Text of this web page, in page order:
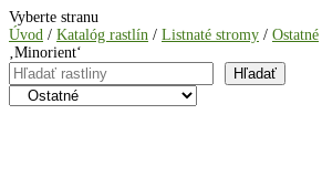
Vyberte stranu
Úvod / Katalóg rastlín / Listnaté stromy / Ostatné
‚Minorient‘
Hľadať
Hľadať